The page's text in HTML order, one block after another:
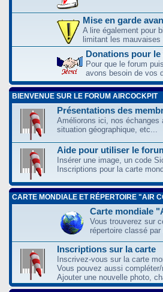
Mise en garde
A lire également pour
limitant les mauvaises
Donations pour
Pour que le forum
avons besoin de vos
BIENVENUE SUR LE FORUM AIRCOCKPIT
Présentations des
Améliorons ici, nos échanges
situation géographique, etc...
Aide pour utiliser le
Insérer une image, un code
Inscriptions pour la carte
CARTE MONDIALE ET RÉPERTOIRE "AIR
Carte mondiale
Vous trouverez sur
répertoire classé
Inscriptions sur la carte
Inscrivez-vous sur la carte
Vous pouvez aussi
Ajouter une nouvelle photo,